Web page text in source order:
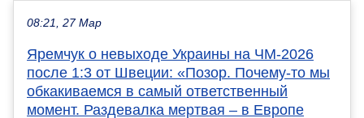
08:21, 27 Мар
Яремчук о невыходе Украины на ЧМ-2026
после 1:3 от Швеции: «Позор. Почему-то мы
обкакиваемся в самый ответственный
момент. Раздевалка мертвая – в Европе